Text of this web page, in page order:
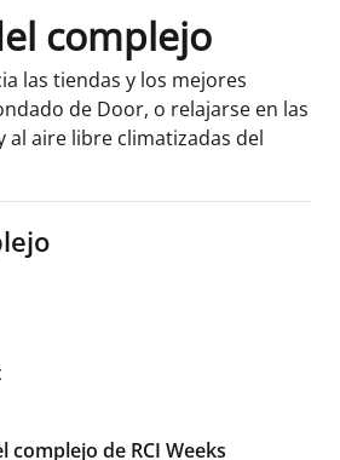
complejo
las tiendas y los mejores
de Door, o relajarse en las
al aire libre climatizadas del
complejo de RCI Weeks